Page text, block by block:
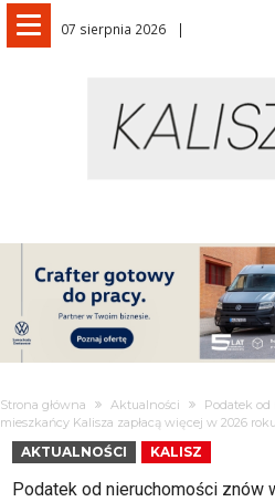
07 sierpnia 2026
Strona główna Aktualności
Podatek
mieszkańcy Kalisza zapłacą więcej w 2026 roku
AKTUALNOŚCI KALISZ
Podatek od nieruchomości znów